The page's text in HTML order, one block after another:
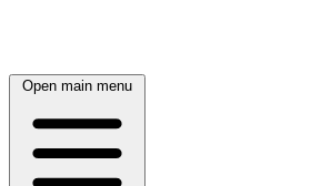
Open main menu